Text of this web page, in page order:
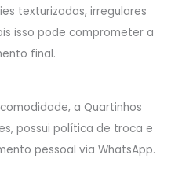
texturizadas, irregulares
isso pode comprometer a
final.
a Quartinhos
possui política de troca e
pessoal via WhatsApp.